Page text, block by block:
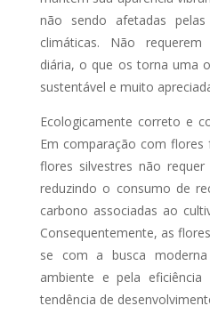
não sendo afetadas
climáticas. Não
diária, o que os torna uma
sustentável e muito
Ecologicamente correto e
Em comparação com
flores silvestres não requer
reduzindo o consumo de
carbono associadas ao
Consequentemente, as
se com a busca
ambiente e pela eficiência
tendência de